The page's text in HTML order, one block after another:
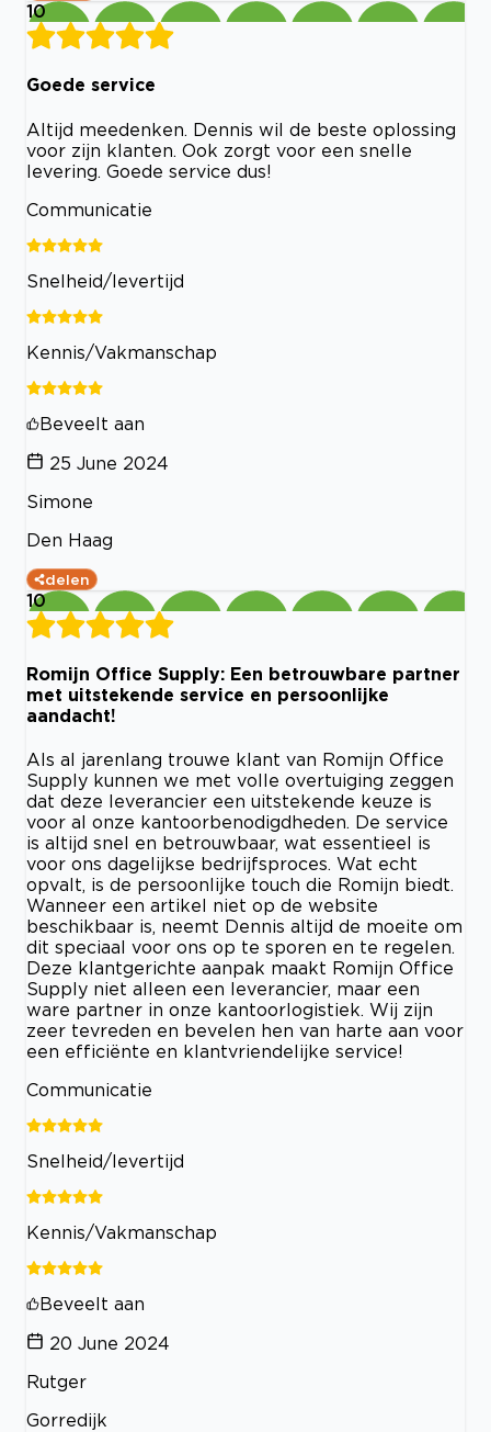
10
Goede service
Altijd meedenken. Dennis wil de beste oplossing
voor zijn klanten. Ook zorgt voor een snelle
levering. Goede service dus!
Communicatie
Snelheid/levertijd
Kennis/Vakmanschap
Beveelt aan
25 June 2024
Simone
Den Haag
delen
10
Romijn Office Supply: Een betrouwbare partner
met uitstekende service en persoonlijke
aandacht!
Als al jarenlang trouwe klant van Romijn Office
Supply kunnen we met volle overtuiging zeggen
dat deze leverancier een uitstekende keuze is
voor al onze kantoorbenodigdheden. De service
is altijd snel en betrouwbaar, wat essentieel is
voor ons dagelijkse bedrijfsproces. Wat echt
opvalt, is de persoonlijke touch die Romijn biedt.
Wanneer een artikel niet op de website
beschikbaar is, neemt Dennis altijd de moeite om
dit speciaal voor ons op te sporen en te regelen.
Deze klantgerichte aanpak maakt Romijn Office
Supply niet alleen een leverancier, maar een
ware partner in onze kantoorlogistiek. Wij zijn
zeer tevreden en bevelen hen van harte aan voor
een efficiënte en klantvriendelijke service!
Communicatie
Snelheid/levertijd
Kennis/Vakmanschap
Beveelt aan
20 June 2024
Rutger
Gorredijk